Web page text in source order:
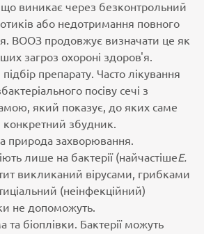
що виникає через безконтрольний
або недотримання повного
ВООЗ продовжує визначати це як
загроз охороні здоров'я.
препарату. Часто лікування
посіву сечі з
який показує, до яких саме
конкретний збудник.
природа захворювання.
лише на бактерії (найчастішеE.
викликаний вірусами, грибками
(неінфекційний)
не допоможуть.
та біоплівки. Бактерії можуть